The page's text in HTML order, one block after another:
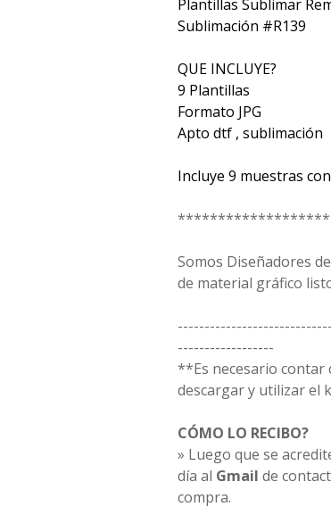
Plantillas Sublimar
Sublimación #R139
QUE INCLUYE?
9 Plantillas
Formato JPG
Apto dtf , sublimación
Incluye 9 muestras
Somos Diseñadores
de material gráfico
------------------
**Es necesario contar
descargar y utilizar el
CÓMO LO RECIBO?
» Luego que se
día al Gmail de
compra.